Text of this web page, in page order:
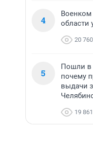
4
Военком
области
20 760
5
Пошли в
почему
выдачи
19 861